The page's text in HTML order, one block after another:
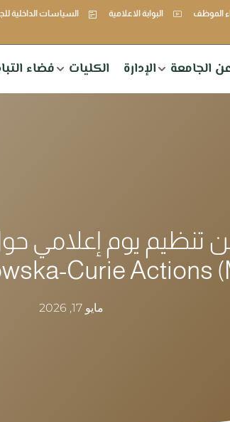
الموظف البوابة الاعلامية السياسات الداخلية
عن الجامعة الإدارة الكليات فضاء
Curie Actions
مايو 17, 2026